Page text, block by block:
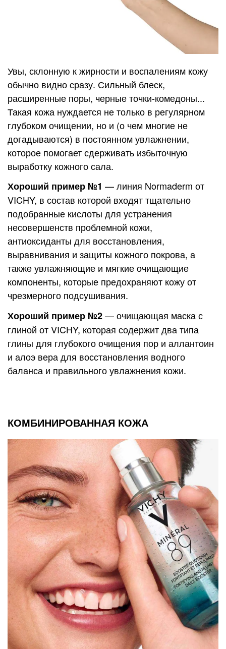
Увы, склонную к жирности и воспалениям кожу
обычно видно сразу. Сильный блеск,
расширенные поры, черные точки-комедоны...
Такая кожа нуждается не только в регулярном
глубоком очищении, но и (о чем многие не
догадываются) в постоянном увлажнении,
которое помогает сдерживать избыточную
выработку кожного сала.
Хороший пример №1 — линия Normaderm от
VICHY, в состав которой входят тщательно
подобранные кислоты для устранения
несовершенств проблемной кожи,
антиоксиданты для восстановления,
выравнивания и защиты кожного покрова, а
также увлажняющие и мягкие очищающие
компоненты, которые предохраняют кожу от
чрезмерного подсушивания.
Хороший пример №2— очищающая маска с
глиной от VICHY, которая содержит два типа
глины для глубокого очищения пор и аллантоин
и алоэ вера для восстановления водного
баланса и правильного увлажнения кожи.
КОМБИНИРОВАННАЯ КОЖА